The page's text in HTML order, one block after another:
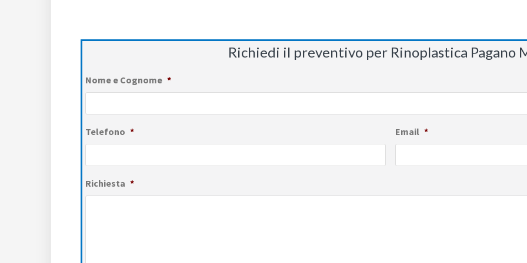
Richiedi il preventivo per Rinoplastica Pagano
Nome e Cognome *
Telefono * Email *
Richiesta *